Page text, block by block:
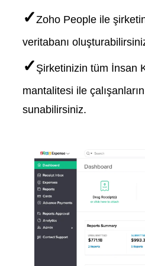
✓Zoho People ile
veritabanı
✓ Şirketinizin tüm İnsan
mantalitesi ile
sunabilirsiniz.